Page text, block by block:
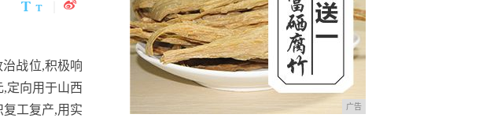
战位,积极响
,定向用于山西
工复产,用实
广告